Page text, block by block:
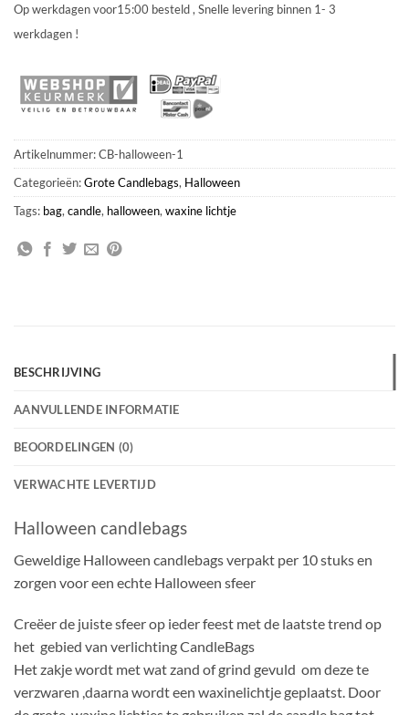
Op werkdagen voor15:00 besteld , Snelle levering binnen 1- 3
werkdagen !
Artikelnummer:CB-halloween-1
Categorieën:Grote Candlebags, Halloween
Tags: bag, candle, halloween, waxine lichtje
BESCHRIJVING
AANVULLENDE INFORMATIE
BEOORDELINGEN (0)
VERWACHTE LEVERTIJD
Halloween candlebags
Geweldige Halloween candlebags verpakt per 10 stuks en
zorgen voor een echte Halloween sfeer
Creëer de juiste sfeer op ieder feest met de laatste trend op
het gebied van verlichting CandleBags
Het zakje wordt met wat zand of grind gevuld om deze te
verzwaren ,daarna wordt een waxinelichtje geplaatst. Door